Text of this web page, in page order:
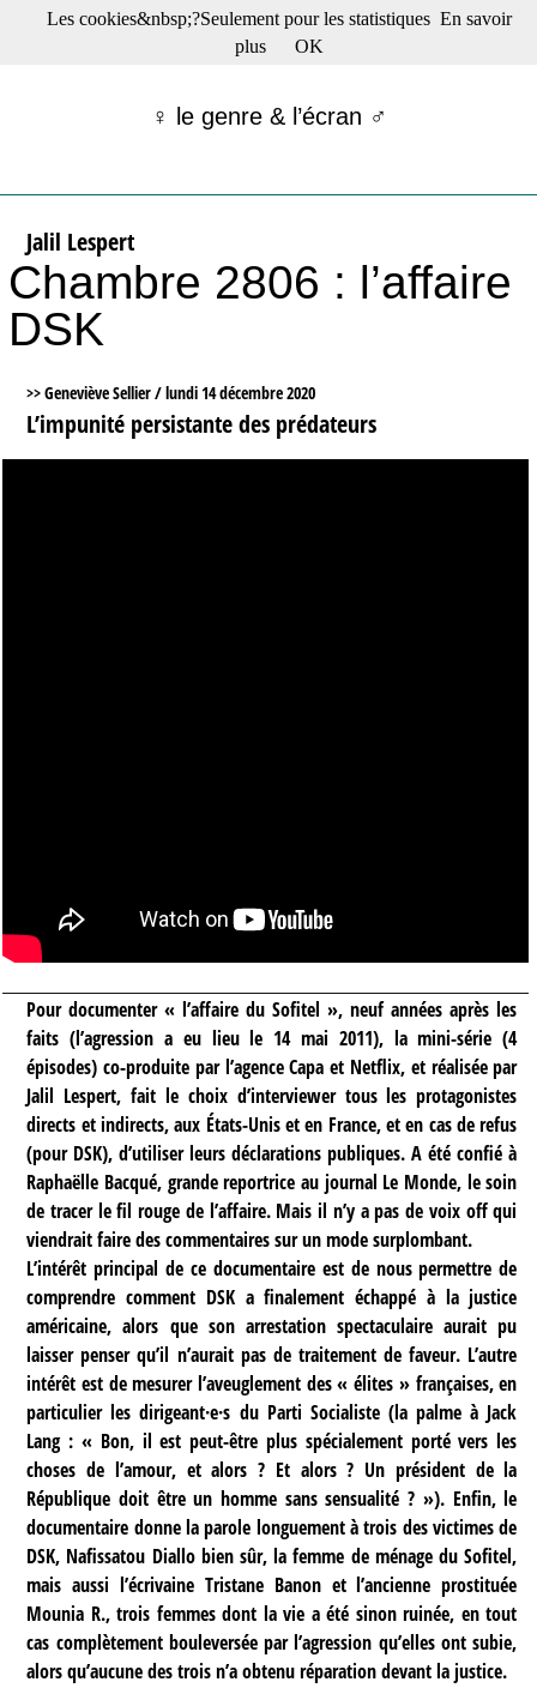
☰ Menu
Films récents
Tribunes
Bloc-notes
Archives
Actu : "La Nouvelle Vague"
♀ le genre & l’écran ♂
Jalil Lespert
Chambre 2806 : l’affaire
DSK
>> Geneviève Sellier /lundi 14 décembre 2020
L’impunité persistante des prédateurs
Pour documenter « l’affaire du Sofitel », neuf années après les
faits (l’agression a eu lieu le 14 mai 2011), la mini-série (4
épisodes) co-produite par l’agence Capa et Netflix, et réalisée par
Jalil Lespert, fait le choix d’interviewer tous les protagonistes
directs et indirects, aux États-Unis et en France, et en cas de refus
(pour DSK), d’utiliser leurs déclarations publiques. A été confié à
Raphaëlle Bacqué, grande reportrice au journal Le Monde, le soin
de tracer le fil rouge de l’affaire. Mais il n’y a pas de voix off qui
viendrait faire des commentaires sur un mode surplombant.
L’intérêt principal de ce documentaire est de nous permettre de
comprendre comment DSK a finalement échappé à la justice
américaine, alors que son arrestation spectaculaire aurait pu
laisser penser qu’il n’aurait pas de traitement de faveur. L’autre
intérêt est de mesurer l’aveuglement des « élites » françaises, en
particulier les dirigeant·e·s du Parti Socialiste (la palme à Jack
Lang : « Bon, il est peut-être plus spécialement porté vers les
choses de l’amour, et alors ? Et alors ? Un président de la
République doit être un homme sans sensualité ? »). Enfin, le
documentaire donne la parole longuement à trois des victimes de
DSK, Nafissatou Diallo bien sûr, la femme de ménage du Sofitel,
mais aussi l’écrivaine Tristane Banon et l’ancienne prostituée
Mounia R., trois femmes dont la vie a été sinon ruinée, en tout
cas complètement bouleversée par l’agression qu’elles ont subie,
alors qu’aucune des trois n’a obtenu réparation devant la justice.
Les cookies&nbsp;?Seulement pour les statistiques En savoir
plus
OK